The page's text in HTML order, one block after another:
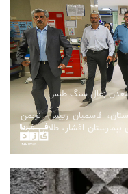
معدن زغال سنگ طبس
قاسمیان رییس انجمن
افشار، طلایی فرما